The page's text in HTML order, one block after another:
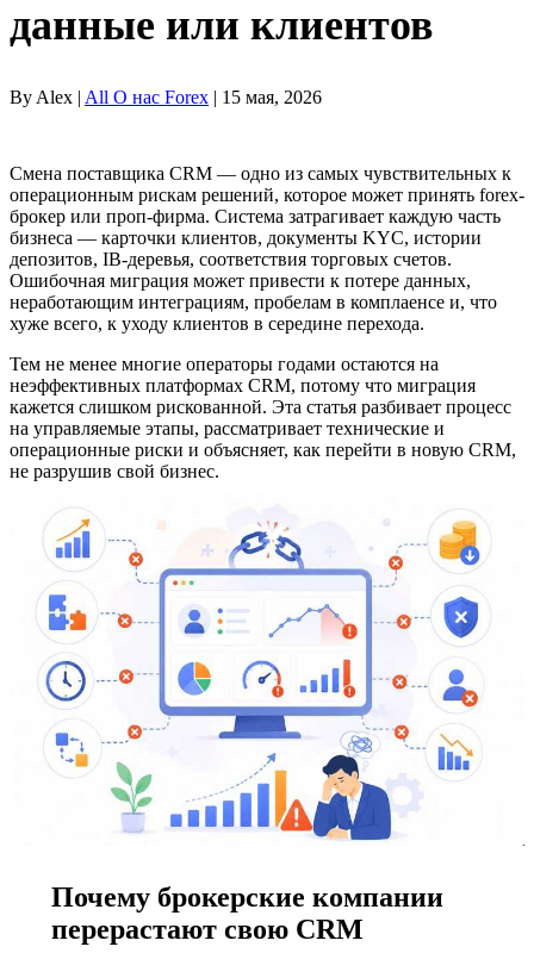
данные или клиентов
By Alex | All О нас Forex | 15 мая, 2026
Смена поставщика CRM — одно из самых чувствительных к
операционным рискам решений, которое может принять forex-
брокер или проп-фирма. Система затрагивает каждую часть
бизнеса — карточки клиентов, документы KYC, истории
депозитов, IB-деревья, соответствия торговых счетов.
Ошибочная миграция может привести к потере данных,
неработающим интеграциям, пробелам в комплаенсе и, что
хуже всего, к уходу клиентов в середине перехода.
Тем не менее многие операторы годами остаются на
неэффективных платформах CRM, потому что миграция
кажется слишком рискованной. Эта статья разбивает процесс
на управляемые этапы, рассматривает технические и
операционные риски и объясняет, как перейти в новую CRM,
не разрушив свой бизнес.
Почему брокерские компании
перерастают свою CRM